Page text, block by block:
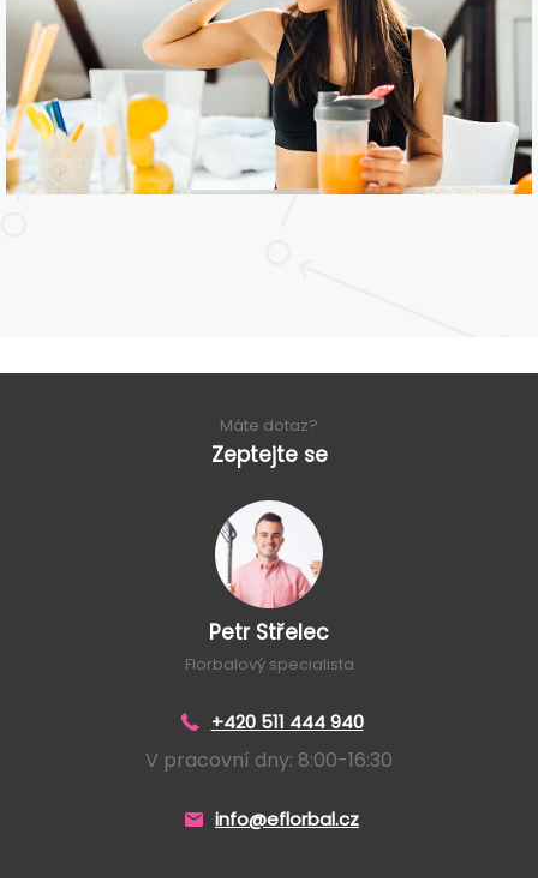
Máte dotaz?
Zeptejte se
Petr Střelec
Florbalový specialista
+420 511 444 940
V pracovní dny: 8:00-16:30
info@eflorbal.cz